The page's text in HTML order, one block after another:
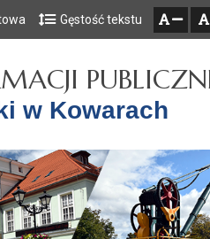
menu
do treści
mapy serwisuGęstość tekstu
w Kowarach